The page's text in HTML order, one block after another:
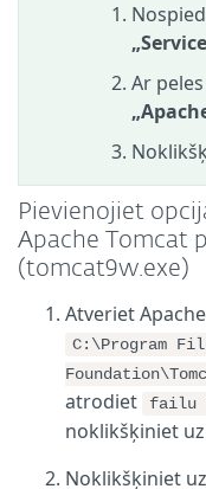
„Service
Ar
Pievienojiet
Apache Tomcat
(tomcat9w.exe)
Atveriet
C:\Program
atrodiet
failu
noklikšķiniet
Noklikšķiniet